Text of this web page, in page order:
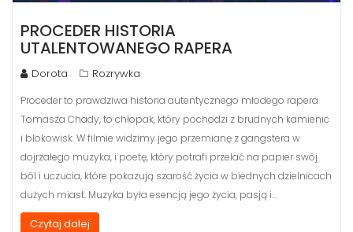
PROCEDER HISTORIA
UTALENTOWANEGO RAPERA
Dorota Rozrywka
Proceder to prawdziwa historia autentycznego młodego rapera
Tomasza Chady, to chłopak, który pochodzi z brudnych kamienic
i blokowisk. W filmie widzimy jego przemianę z gangstera w
dojrzałego muzyka, i poetę, który potrafi przelać na papier swój
ból i uczucia, które pokazują szarość życia w biednych dzielnicach
dużych miast. Muzyka była esencją jego życia, pasją i…
Czytaj dalej